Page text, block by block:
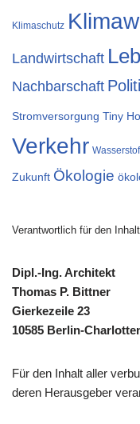
Klimaschutz
Landwirtschaft
Nachbarschaft
Stromversorgung Tiny
Verkehr
Zukunft Ökologie
Verantwortlich für den
Dipl.-Ing. Architekt
Thomas P. Bittner
Gierkezeile 23
10585 Berlin-
Für den Inhalt aller
deren Herausgeber